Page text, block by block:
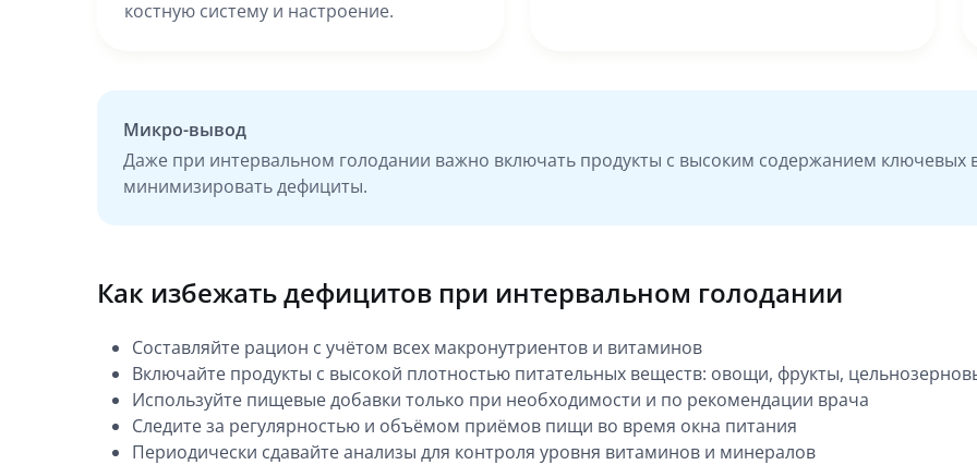
костную систему и настроение.
Микро-вывод
Даже при интервальном голодании важно включать продукты с высоким содержанием
минимизировать дефициты.
Как избежать дефицитов при интервальном голодании
Составляйте рацион с учётом всех макронутриентов и витаминов
Включайте продукты с высокой плотностью питательных веществ: овощи, фрукты,
Используйте пищевые добавки только при необходимости и по рекомендации врача
Следите за регулярностью и объёмом приёмов пищи во время окна питания
Периодически сдавайте анализы для контроля уровня витаминов и минералов